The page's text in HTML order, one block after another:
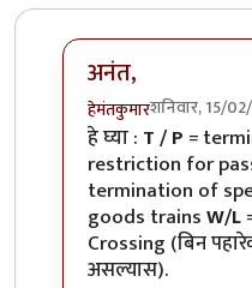
अनंत,
हेमंतकुमारशनिवार, 15/
In reply toरेल्वे
हे घ्या : T / P =
restriction for
termination of
goods trainsW/L
Crossing (बिन
असल्यास).